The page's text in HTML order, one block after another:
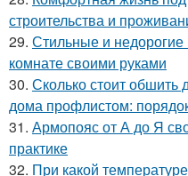
строительства и
29. Стильные и
комнате своими руками
30. Сколько стоит
дома профлистом:
31. Армопояс от А до Я
практике
32. При какой